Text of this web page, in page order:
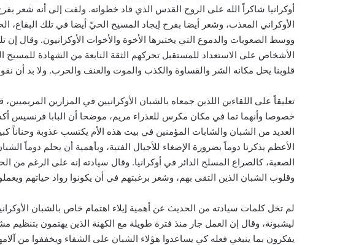
أوكرانيا شاكراً الله على الروح القدس الذي قاد خطواته. ولفت إلى أنه شعر
الأوكراني المعذب، وشعر أيضا بفرح إيجاد المسيح الحيّ أيضا في تلك
ووسط الصعوبات والدموع التي يختبرها الأخوة والأخوات الأوكرانيون. وقال
الأشخاص على الاستعداد للمستقبل تحركهم الثقة النابعة من الشهادة للمسيح
قلوبنا يحل مكانه الشر والقساوة والكذب والموت والعنف والحرب. ولا بد أن
تعليقاً على اللقاءين اللذين جمعاه بالشبان الأوكرانيين في المزارين
خصوصا وأنهما تما في مكان مكرس للعذراء مريم، موضحا أن البابا فرنسيس أكد
العديد من الشبان والشابات المؤمنين في بيت هذه الأم يكتسب عذوبة وحناناً
الأعظم يذكرنا دوماً بضرورة الإصغاء للأجيال الفتية، وبأهمية أن يحلم دوماً
الصعبة، كالصراع المسلح الدائر في أوكرانيا. وقال سيادته إنه على الرغم من
وقلوب الشبان الذين التقى بهم، وشعر برغبتهم في أن يكونوا رواد حياتهم
لم تخل كلمات سيادته من الحديث عن أهمية إيلاء اهتمام خاص بالشبان
ليشبونة، وقال إن العمل جار منذ فترة طويلة مع الكهنة الذين يهتمون بتنظيم
يفكرون بما ينبغي فعله كي يساعدوا هؤلاء الشبان على الشفاء ويخففوا من